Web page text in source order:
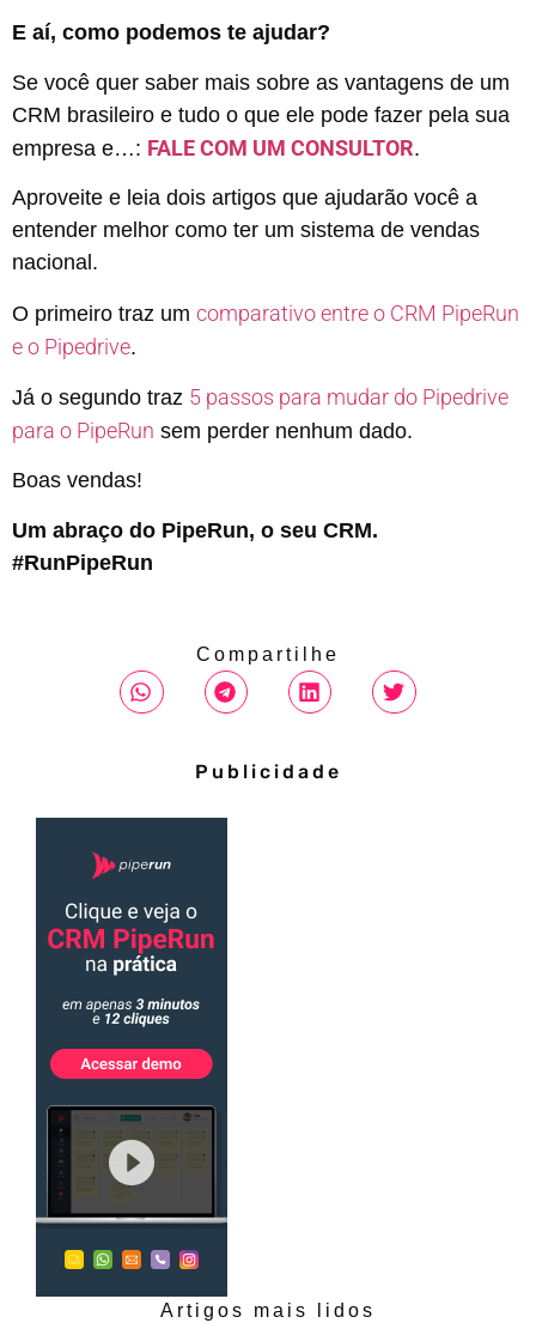
E aí, como podemos te ajudar?
Se você quer saber mais sobre as vantagens de um
CRM brasileiro e tudo o que ele pode fazer pela sua
empresa e…: FALE COM UM CONSULTOR.
Aproveite e leia dois artigos que ajudarão você a
entender melhor como ter um sistema de vendas
nacional.
O primeiro traz um comparativo entre o CRM PipeRun
e o Pipedrive.
Já o segundo traz 5 passos para mudar do Pipedrive
para o PipeRun sem perder nenhum dado.
Boas vendas!
Um abraço do PipeRun, o seu CRM.
#RunPipeRun
Compartilhe
Publicidade
Artigos mais lidos